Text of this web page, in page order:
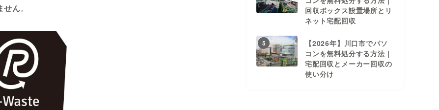
せん。
回収ボックス設置場所とリ
ネット宅配回収
5
【2026年】川口市でパソ
コンを無料処分する方法｜
宅配回収とメーカー回収の
使い分け